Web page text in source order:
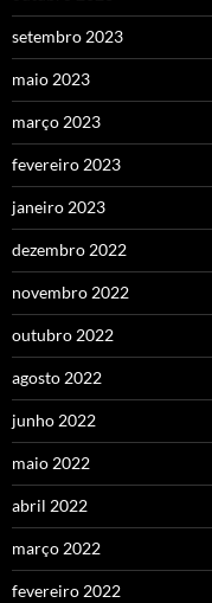
setembro 2023
maio 2023
março 2023
fevereiro 2023
janeiro 2023
dezembro 2022
novembro 2022
outubro 2022
agosto 2022
junho 2022
maio 2022
abril 2022
março 2022
fevereiro 2022